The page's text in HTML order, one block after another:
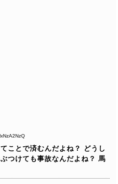
ことで済むんだよね？
どうし
つけても事故なんだよね？ 馬